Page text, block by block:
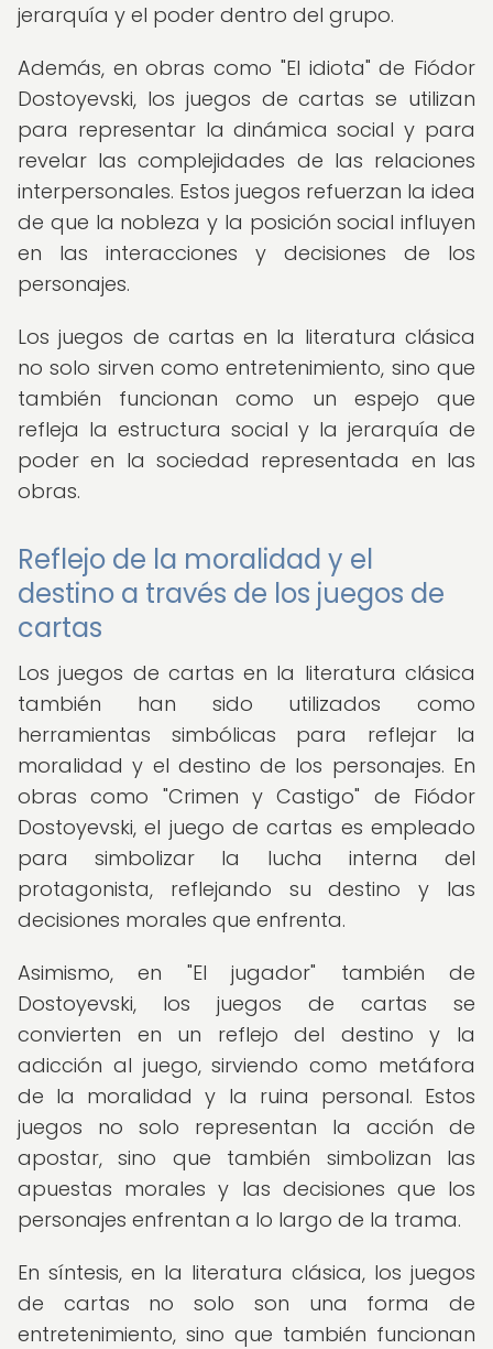
jerarquía y el poder dentro del grupo.
Además, en obras como "El idiota" de Fiódor
Dostoyevski, los juegos de cartas se utilizan
para representar la dinámica social y para
revelar las complejidades de las relaciones
interpersonales. Estos juegos refuerzan la idea
de que la nobleza y la posición social influyen
en las interacciones y decisiones de los
personajes.
Los juegos de cartas en la literatura clásica
no solo sirven como entretenimiento, sino que
también funcionan como un espejo que
refleja la estructura social y la jerarquía de
poder en la sociedad representada en las
obras.
Reflejo de la moralidad y el
destino a través de los juegos de
cartas
Los juegos de cartas en la literatura clásica
también han sido utilizados como
herramientas simbólicas para reflejar la
moralidad y el destino de los personajes. En
obras como "Crimen y Castigo" de Fiódor
Dostoyevski, el juego de cartas es empleado
para simbolizar la lucha interna del
protagonista, reflejando su destino y las
decisiones morales que enfrenta.
Asimismo, en "El jugador" también de
Dostoyevski, los juegos de cartas se
convierten en un reflejo del destino y la
adicción al juego, sirviendo como metáfora
de la moralidad y la ruina personal. Estos
juegos no solo representan la acción de
apostar, sino que también simbolizan las
apuestas morales y las decisiones que los
personajes enfrentan a lo largo de la trama.
En síntesis, en la literatura clásica, los juegos
de cartas no solo son una forma de
entretenimiento, sino que también funcionan